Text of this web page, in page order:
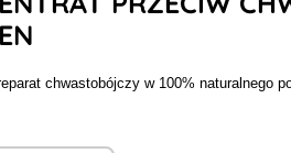
chwastobójczy w 100% naturalnego